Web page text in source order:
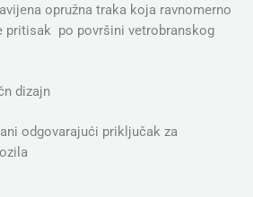
opružna traka koja ravnomerno
pritisak po površini vetrobranskog
dizajn
odgovarajući priključak za